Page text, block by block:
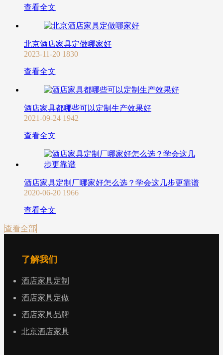
查看全文
北京酒店家具定做哪家好
2023-11-20 1830
查看全文
酒店家具都哪些可以定制生产效果好
2021-09-24 1942
查看全文
酒店家具定制厂哪家好怎么选？学会这几步更靠谱
2020-06-20 1966
查看全文
查看全部
了解我们
酒店家具定制
酒店家具定做
酒店家具品牌
北京酒店家具